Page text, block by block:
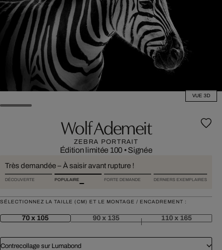
VUE 3D
Wolf Ademeit
ZEBRA PORTRAIT
Édition limitée 100 • Signée
Très demandée – À saisir avant rupture !
DÉCOUVERTE POPULAIRE FORTE DEMANDE DERNIERS EXEMPLAIRES
SÉLECTIONNEZ LA TAILLE (CM) ET LE MONTAGE / ENCADREMENT :
70 x 105 90 x 135 110 x 165
Contrecollage sur Lumabond